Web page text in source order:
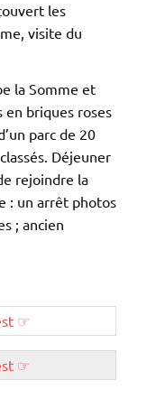
les
visite du
la Somme et
en briques roses
parc de 20
Déjeuner
rejoindre la
: un arrêt photos
; ancien
☞
☞